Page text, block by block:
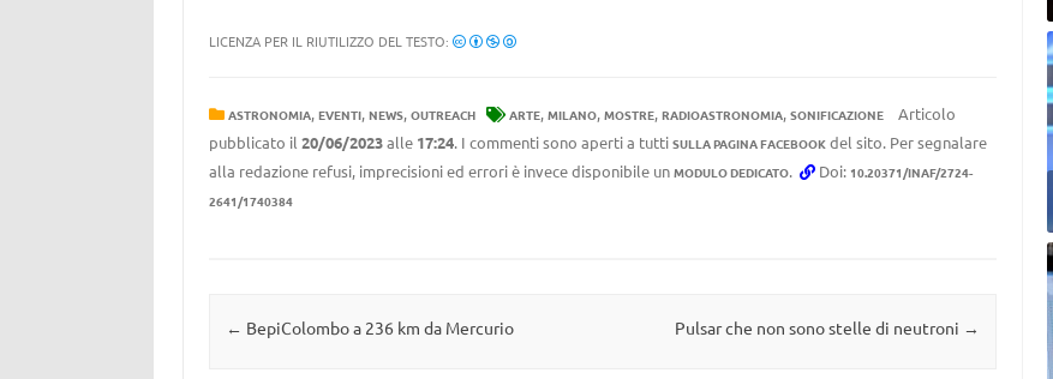
LICENZA PER IL RIUTILIZZO DEL TESTO:
ASTRONOMIA, EVENTI, NEWS, OUTREACH ARTE, MILANO, MOSTRE, RADIOASTRONOMIA, SONIFICAZIONE
Articolo
pubblicato il 20/06/2023alle 17:24. I commenti sono aperti a tutti SULLA PAGINA FACEBOOKdel sito. Per segnalare
alla redazione refusi, imprecisioni ed errori è invece disponibile un MODULO DEDICATO. Doi: 10.20371/INAF/2724-
2641/1740384
Navigazione articolo
← BepiColombo a 236 km da Mercurio Pulsar che non sono stelle di neutroni →